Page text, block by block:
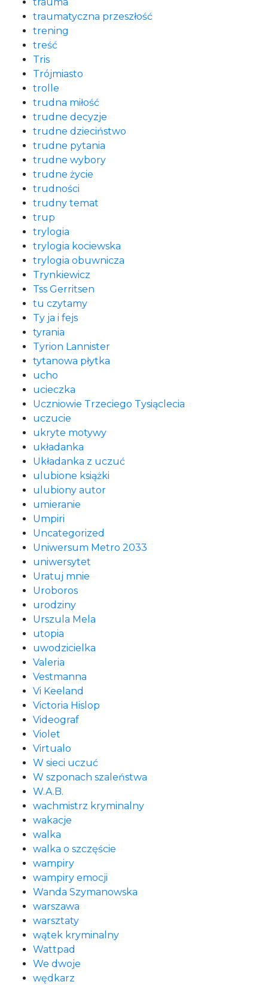
traumatyczna przeszłość
trening
treść
Tris
Trójmiasto
trolle
trudna miłość
trudne decyzje
trudne dzieciństwo
trudne pytania
trudne wybory
trudne życie
trudności
trudny temat
trup
trylogia
trylogia kociewska
trylogia obuwnicza
Trynkiewicz
Tss Gerritsen
tu czytamy
Ty ja i fejs
tyrania
Tyrion Lannister
tytanowa płytka
ucho
ucieczka
Uczniowie Trzeciego Tysiąclecia
uczucie
ukryte motywy
układanka
Układanka z uczuć
ulubione książki
ulubiony autor
umieranie
Umpiri
Uncategorized
Uniwersum Metro 2033
uniwersytet
Uratuj mnie
Uroboros
urodziny
Urszula Mela
utopia
uwodzicielka
Valeria
Vestmanna
Vi Keeland
Victoria Hislop
Videograf
Violet
Virtualo
W sieci uczuć
W szponach szaleństwa
W.A.B.
wachmistrz kryminalny
wakacje
walka
walka o szczęście
wampiry
wampiry emocji
Wanda Szymanowska
warszawa
warsztaty
wątek kryminalny
Wattpad
We dwoje
wędkarz